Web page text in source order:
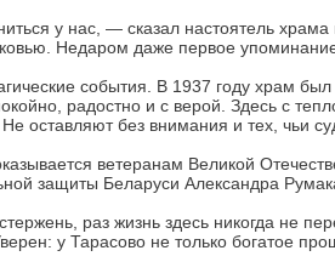
у нас, — сказал настоятель
Недаром даже первое
события. В 1937 году храм
радостно и с верой. Здесь с
оставляют без внимания и тех, чьи
ветеранам Великой
защиты Беларуси Александра
раз жизнь здесь никогда не
у Тарасово не только богатое